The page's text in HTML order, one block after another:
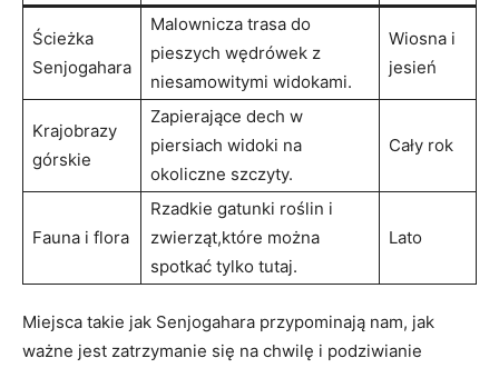
Ścieżka
Senjogahara
Malownicza trasa do
pieszych wędrówek z
niesamowitymi widokami.
Wiosna i
jesień
Krajobrazy
górskie
Zapierające dech w
piersiach widoki na
okoliczne szczyty.
Cały rok
Fauna i flora
Rzadkie gatunki roślin i
zwierząt,które można
spotkać tylko tutaj.
Lato
Miejsca takie jak Senjogahara przypominają nam, jak
ważne jest zatrzymanie się na chwilę i podziwianie